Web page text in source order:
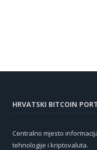
HRVATSKI BITCOIN
Centralno mjesto
tehnologije i kriptovaluta.